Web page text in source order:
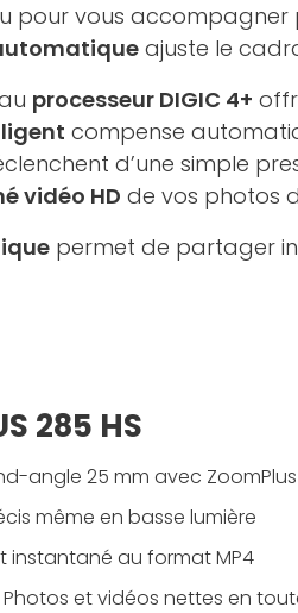
pour vous
ajuste le
processeur DIGIC 4+
compense
d’une simple
vidéo HD de vos photos
permet de partager
285 HS
angle 25 mm avec
même en basse lumière
instantané au format MP4
Photos et vidéos nettes en